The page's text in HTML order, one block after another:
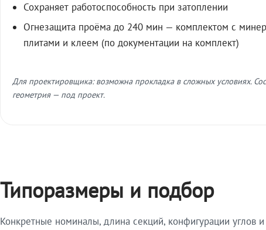
Сохраняет работоспособность при затоплении
Огнезащита проёма до 240 мин — комплектом с
плитами и клеем (по документации на комплект)
Для проектировщика: возможна прокладка в сложных условиях.
геометрия — под проект.
Типоразмеры и подбор
Конкретные номиналы, длина секций, конфигурации углов